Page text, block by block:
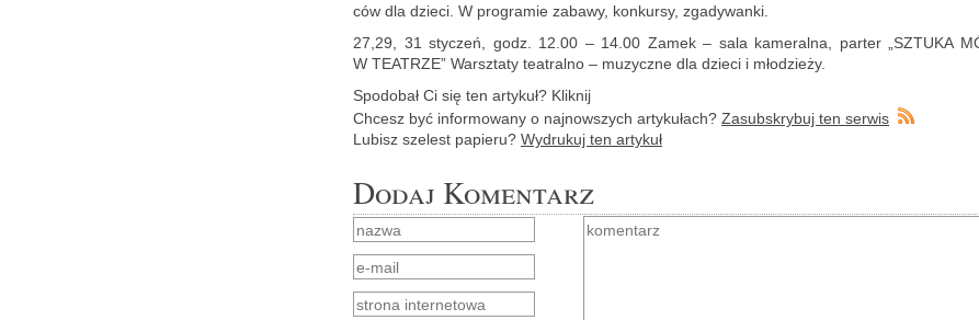
ców dla dzie­ci. W pro­gra­mie za­ba­wy, kon­kur­sy, zga­dy­wan­ki.
27,29, 31 sty­czeń, godz. 12.00 – 14.00 Zamek – sala ka­me­ral­na, par­ter „SZTU­KA
W TE­ATRZE” Warsz­ta­ty te­atral­no – mu­zycz­ne dla dzie­ci i mło­dzie­ży.
Spodo­bał Ci się ten ar­ty­kuł? Klik­nij
Chcesz być in­for­mo­wa­ny o naj­now­szych ar­ty­ku­łach? Za­sub­skry­buj ten ser­wis
Lu­bisz sze­lest pa­pie­ru? Wy­dru­kuj ten ar­ty­kuł
Dodaj Komentarz